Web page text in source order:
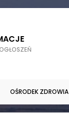
OŚRODEK ZDROWIA